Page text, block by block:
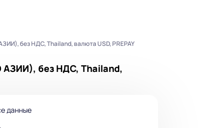
без НДС, Thailand, валюта USD, PREPAY
АЗИИ), без НДС, Thailand,
данные